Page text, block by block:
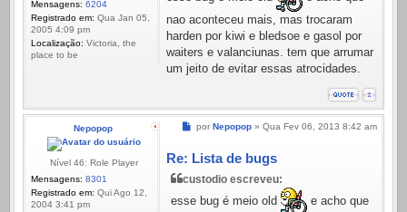
Mensagens: 6204
Registrado em: Qua Jan 05,
2005 4:09 pm
Localização: Victoria, the
place to be
nao aconteceu mais, mas trocaram
harden por kiwi e bledsoe e gasol por
waiters e valanciunas. tem que arrumar
um jeito de evitar essas atrocidades.
Nepopop
Nível 46: Role Player
Mensagens: 8301
Registrado em: Qui Ago 12,
2004 3:41 pm
Mensagem
por Nepopop » Qua Fev 06, 2013 8:42 am
Re: Lista de bugs
custodio escreveu:
esse bug é meio old
e acho que